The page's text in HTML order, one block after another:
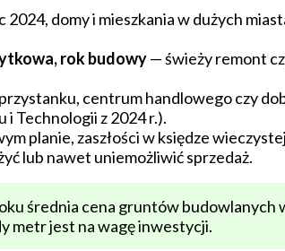
domy i mieszkania w dużych
rok budowy— świeży remont
centrum handlowego czy
Technologii z 2024 r.).
planie, zaszłości w księdze
lub nawet uniemożliwić sprzedaż.
średnia cena gruntów budowlanych
metr jest na wagę inwestycji.